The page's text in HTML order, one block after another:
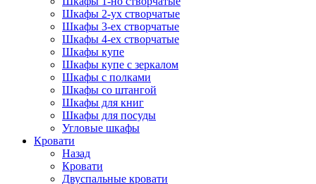
Шкафы 2-ух створчатые
Шкафы 3-ех створчатые
Шкафы 4-ех створчатые
Шкафы купе
Шкафы купе с зеркалом
Шкафы с полками
Шкафы со штангой
Шкафы для книг
Шкафы для посуды
Угловые шкафы
Кровати
Назад
Кровати
Двуспальные кровати